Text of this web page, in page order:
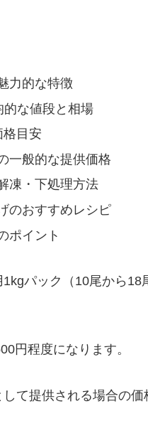
力的な特徴
な値段と相場
目安
一般的な提供価格
凍・下処理方法
のおすすめレシピ
ポイント
パック（10尾から
円程度になります。
て提供される場合の